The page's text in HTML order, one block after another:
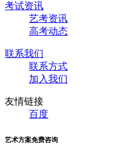
考试资讯
艺考资讯
高考动态
联系我们
联系方式
加入我们
友情链接
百度
艺术方案免费咨询